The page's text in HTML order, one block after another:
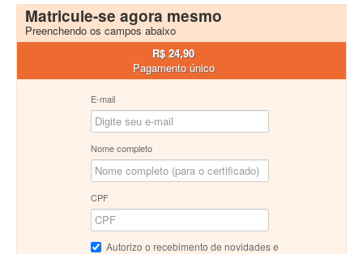
Matricule-se agora mesmo
Preenchendo os campos abaixo
R$ 24,90
Pagamento único
E-mail
Nome completo
CPF
Autorizo o recebimento de novidades e